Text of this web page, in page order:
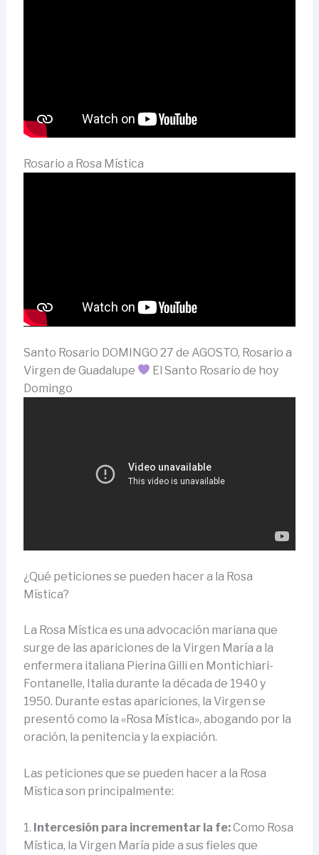
Rosario a Rosa Mística
Santo Rosario DOMINGO 27 de AGOSTO, Rosario a
Virgen de Guadalupe
El Santo Rosario de hoy
Domingo
¿Qué peticiones se pueden hacer a la Rosa
Mística?
La Rosa Mística es una advocación mariana que
surge de las apariciones de la Virgen María a la
enfermera italiana Pierina Gilli en Montichiari-
Fontanelle, Italia durante la década de 1940 y
1950. Durante estas apariciones, la Virgen se
presentó como la «Rosa Mística», abogando por la
oración, la penitencia y la expiación.
Las peticiones que se pueden hacer a la Rosa
Mística son principalmente:
1. Intercesión para incrementar la fe:Como Rosa
Mística, la Virgen María pide a sus fieles que